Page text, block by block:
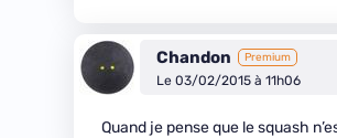
Chandon Premium
Le 03/02/2015 à 11h06
Quand je pense que le squash